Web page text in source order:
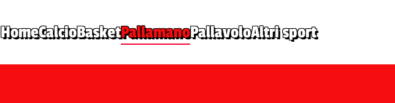
HomeCalcioBasketPallamanoPallavoloAltri sport